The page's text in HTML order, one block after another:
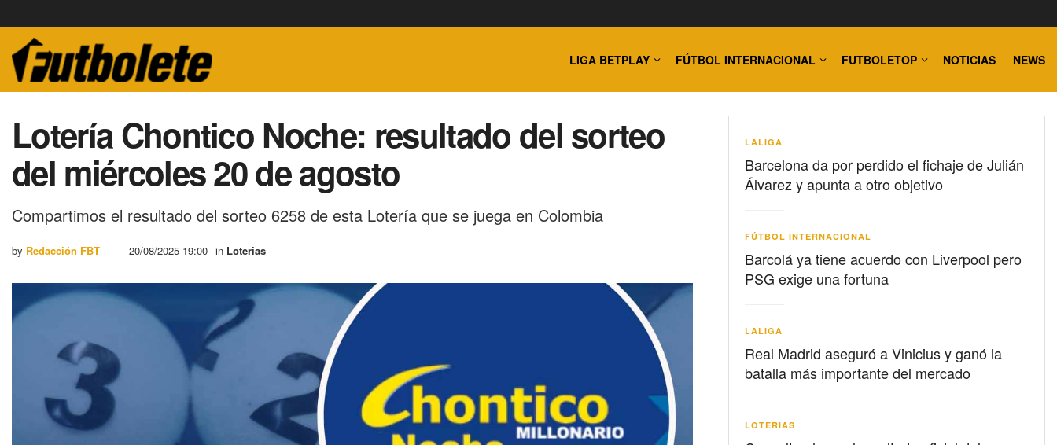
LIGA BETPLAY FÚTBOL INTERNACIONAL FUTBOLETOP NOTICIAS NEWS
Lotería Chontico Noche: resultado del sorteo
del miércoles 20 de agosto
Compartimos el resultado del sorteo 6258 de esta Lotería que se juega en Colombia
by Redacción FBT 20/08/2025 19:00 in Loterias
LALIGA
Barcelona da por perdido el fichaje de Julián
Álvarez y apunta a otro objetivo
FÚTBOL INTERNACIONAL
Barcolá ya tiene acuerdo con Liverpool pero
PSG exige una fortuna
LALIGA
Real Madrid aseguró a Vinicius y ganó la
batalla más importante del mercado
LOTERIAS